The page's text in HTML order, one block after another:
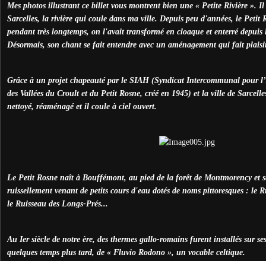
Mes photos illustrant ce billet vous montrent bien une « Petite Rivière ».
Sarcelles, la rivière qui coule dans ma ville. Depuis peu d'années, le Petit
pendant très longtemps, on l'avait transformé en cloaque et enterré depuis
Désormais, son chant se fait entendre avec un aménagement qui fait
Grâce à un projet chapeauté par le SIAH (Syndicat Intercommunal pour
des Vallées du Croult et du Petit Rosne, créé en 1945) et la ville de
nettoyé, réaménagé et il coule à ciel ouvert.
Le Petit Rosne naît à Bouffémont, au pied de la forêt de Montmorency et
ruissellement venant de petits cours d'eau dotés de noms pittoresques : le
le Ruisseau des Longs-Prés...
Au Ier siècle de notre ère, des thermes gallo-romains furent installés sur
quelques temps plus tard, de « Fluvio Rodono », un vocable celtique.